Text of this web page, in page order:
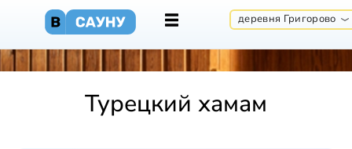
деревня Григорово
Турецкий хамам